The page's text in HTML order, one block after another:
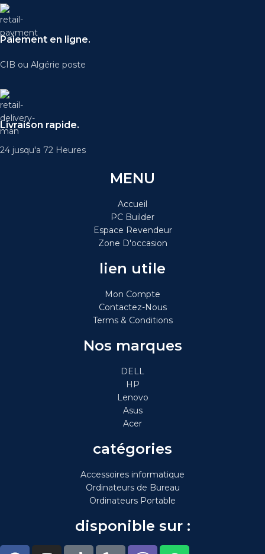
Paiement en ligne.
CIB ou Algérie poste
Livraison rapide.
24 jusqu'a 72 Heures
MENU
Accueil
PC Builder
Espace Revendeur
Zone D'occasion
lien utile
Mon Compte
Contactez-Nous
Terms & Conditions
Nos marques
DELL
HP
Lenovo
Asus
Acer
catégories
Accessoires informatique
Ordinateurs de Bureau
Ordinateurs Portable
disponible sur :